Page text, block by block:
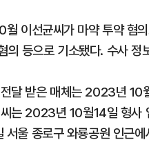
이선균씨가 마약 투약 혐
의 등으로 기소됐다. 수사
달 받은 매체는 2023년 10
는 2023년 10월14일 형사
울 종로구 와룡공원 인근